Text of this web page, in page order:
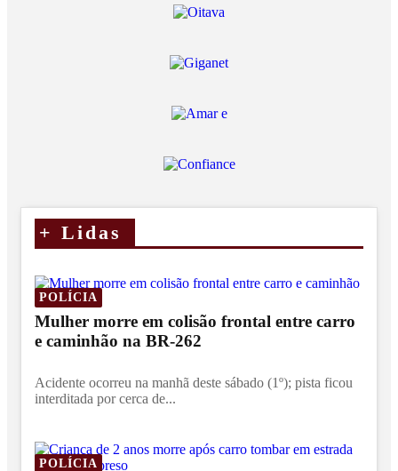
+ Lidas
POLÍCIA
Mulher morre em colisão frontal entre carro
e caminhão na BR-262
Acidente ocorreu na manhã deste sábado (1º); pista ficou
interditada por cerca de...
POLÍCIA